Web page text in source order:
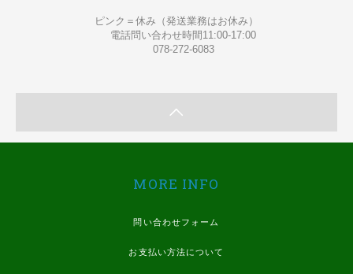
ピンク＝休み（発送業務はお休み）
電話問い合わせ時間11:00-17:00
078-272-6083
MORE INFO
問い合わせフォーム
お支払い方法について